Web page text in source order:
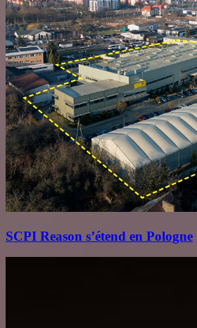
SCPI Reason s’étend en Pologne